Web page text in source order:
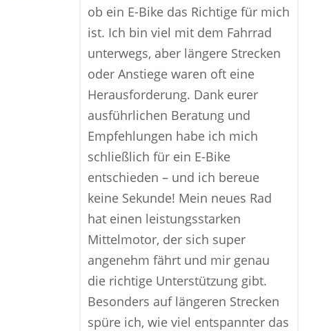
ob ein E-Bike das Richtige für mich
ist. Ich bin viel mit dem Fahrrad
unterwegs, aber längere Strecken
oder Anstiege waren oft eine
Herausforderung. Dank eurer
ausführlichen Beratung und
Empfehlungen habe ich mich
schließlich für ein E-Bike
entschieden – und ich bereue
keine Sekunde! Mein neues Rad
hat einen leistungsstarken
Mittelmotor, der sich super
angenehm fährt und mir genau
die richtige Unterstützung gibt.
Besonders auf längeren Strecken
spüre ich, wie viel entspannter das